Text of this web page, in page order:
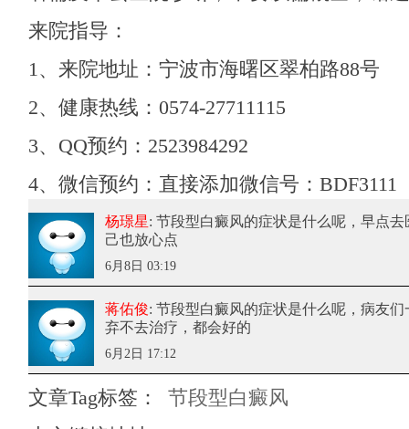
来院指导：
1、来院地址：宁波市海曙区翠柏路88号
2、健康热线：0574-27711115
3、QQ预约：2523984292
4、微信预约：直接添加微信号：BDF3111
杨璟星: 节段型白癜风的症状是什么呢，早点去
己也放心点
6月8日 03:19
蒋佑俊: 节段型白癜风的症状是什么呢，病友们
弃不去治疗，都会好的
6月2日 17:12
文章Tag标签：
节段型白癜风